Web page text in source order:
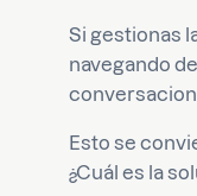
Si gestionas
navegando
Esto se
¿Cuál es la